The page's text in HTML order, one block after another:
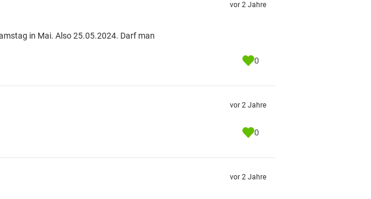
in Mai. Also 25.05.2024. Darf man
vor 2 Jahre
0
vor 2 Jahre
0
vor 2 Jahre